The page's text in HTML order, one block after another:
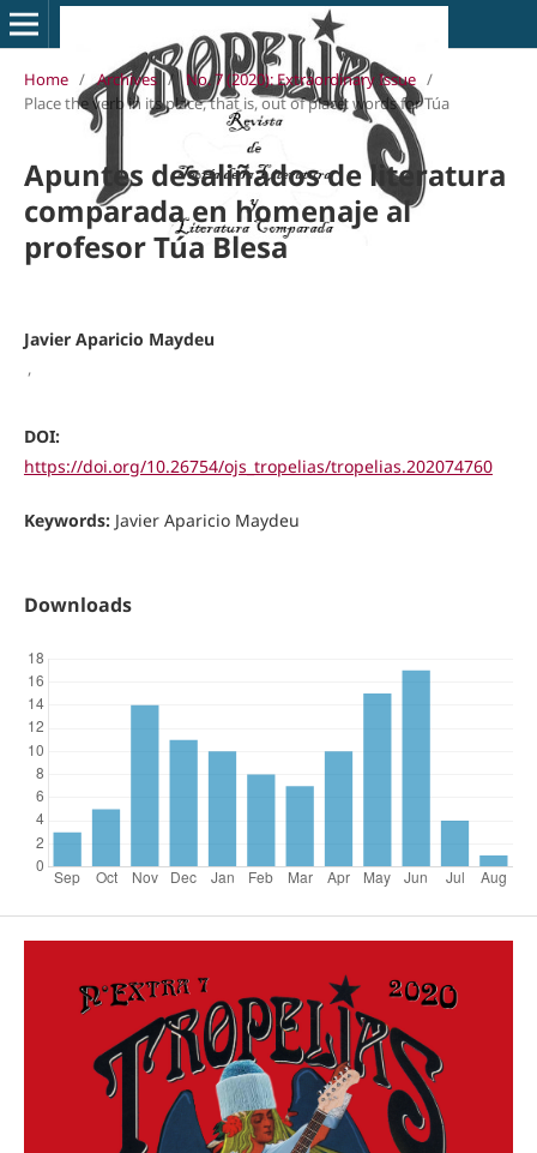
Home / Archives / No. 7 (2020): Extraordinary Issue /
Place the verb in its place, that is, out of place: words for Túa
Apuntes desaliñados de literatura
comparada en homenaje al
profesor Túa Blesa
Javier Aparicio Maydeu
,
DOI:
https://doi.org/10.26754/ojs_tropelias/tropelias.202074760
Keywords: Javier Aparicio Maydeu
Downloads